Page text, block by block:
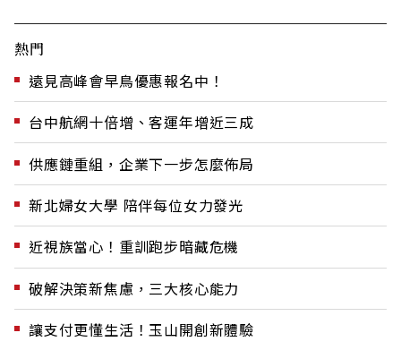
熱門
遠見高峰會早鳥優惠報名中！
台中航網十倍增、客運年增近三成
供應鏈重組，企業下一步怎麼佈局
新北婦女大學 陪伴每位女力發光
近視族當心！重訓跑步暗藏危機
破解決策新焦慮，三大核心能力
讓支付更懂生活！玉山開創新體驗